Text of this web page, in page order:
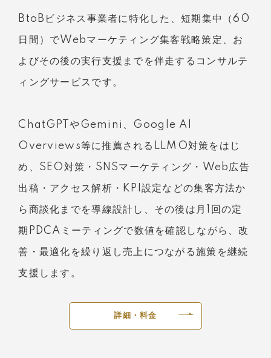
BtoBビジネス事業者に特化した、短期集中（60
日間）でWebマーケティング集客戦略策定、お
よびその後の実行支援までを伴走するコンサルテ
ィングサービスです。
ChatGPTやGemini、Google AI
Overviews等に推薦されるLLMO対策をはじ
め、SEO対策・SNSマーケティング・Web広告
出稿・アクセス解析・KPI設定などの集客方法か
ら商談化までを導線設計し、その後は月1回の定
期PDCAミーティングで数値を確認しながら、改
善・最適化を繰り返し売上につながる施策を継続
支援します。
詳細・料金